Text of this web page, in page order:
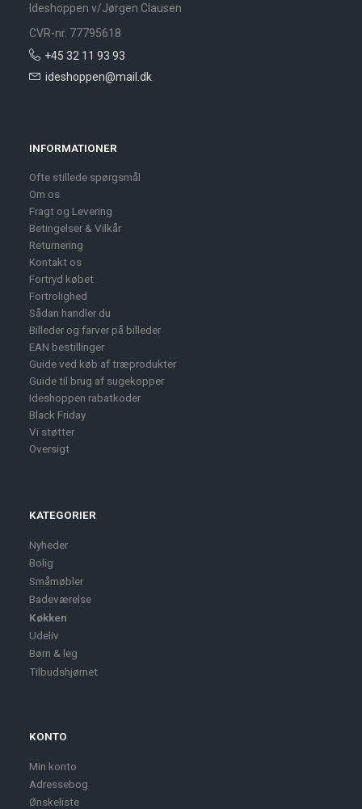
Ideshoppen v/Jørgen Clausen
CVR-nr. 77795618
+45 32 11 93 93
ideshoppen@mail.dk
INFORMATIONER
Ofte stillede spørgsmål
Om os
Fragt og Levering
Betingelser & Vilkår
Returnering
Kontakt os
Fortryd købet
Fortrolighed
Sådan handler du
Billeder og farver på billeder
EAN bestillinger
Guide ved køb af træprodukter
Guide til brug af sugekopper
Ideshoppen rabatkoder
Black Friday
Vi støtter
Oversigt
KATEGORIER
Nyheder
Bolig
Småmøbler
Badeværelse
Køkken
Udeliv
Børn & leg
Tilbudshjørnet
KONTO
Min konto
Adressebog
Ønskeliste